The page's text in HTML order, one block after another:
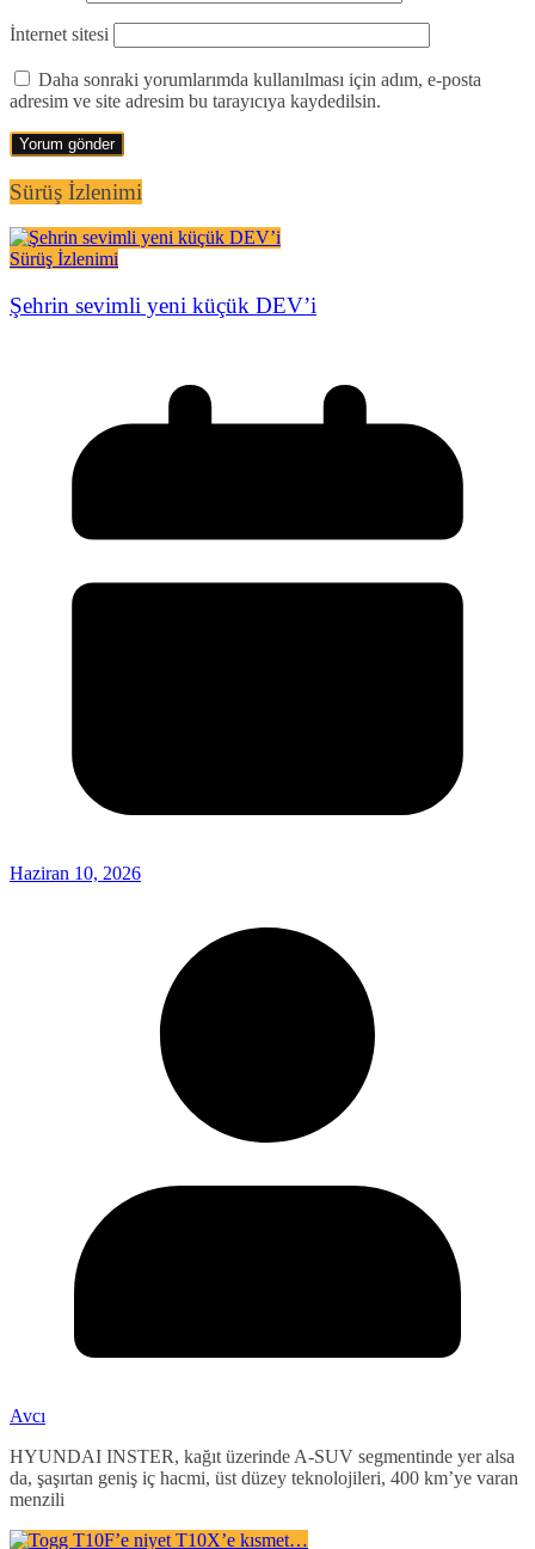
İnternet sitesi
Daha sonraki yorumlarımda kullanılması için adım, e-posta
adresim ve site adresim bu tarayıcıya kaydedilsin.
Sürüş İzlenimi
Sürüş İzlenimi
Şehrin sevimli yeni küçük DEV’i
Haziran 10, 2026
Avcı
HYUNDAI INSTER, kağıt üzerinde A-SUV segmentinde yer alsa
da, şaşırtan geniş iç hacmi, üst düzey teknolojileri, 400 km’ye varan
menzili